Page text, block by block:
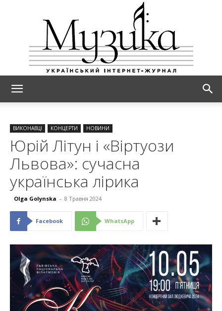
ВИКОНАВЦІ КОНЦЕРТИ НОВИНИ
Юрій Літун і «Віртуози
Львова»: сучасна
українська лірика
Olga Golynska - 8 Травня 2024
Facebook WhatsApp